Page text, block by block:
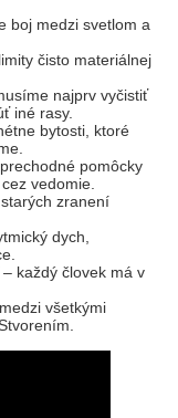
boj medzi svetlom a
čisto materiálnej
najprv vyčistiť
iné rasy.
bytosti, ktoré
pomôcky
vedomie.
zranení
dych,
každý človek má v
všetkými